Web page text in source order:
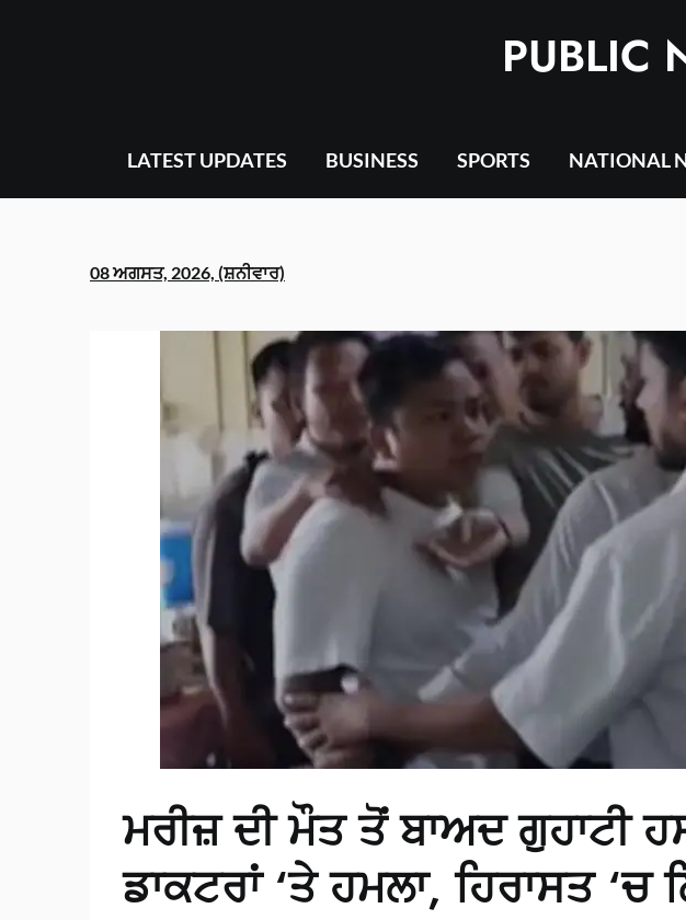
PUBLIC
LATEST UPDATES BUSINESS SPORTS NATIONAL
08 ਅਗਸਤ, 2026, (ਸ਼ਨੀਵਾਰ)
ਮਰੀਜ਼ ਦੀ ਮੌਤ ਤੋਂ ਬਾਅਦ ਗੁਹਾਟੀ
ਡਾਕਟਰਾਂ ‘ਤੇ ਹਮਲਾ, ਹਿਰਾਸਤ